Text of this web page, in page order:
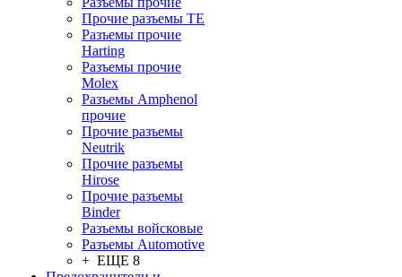
Прочие разъемы TE
Разъемы прочие
Harting
Разъемы прочие
Molex
Разъемы Amphenol
прочие
Прочие разъемы
Neutrik
Прочие разъемы
Hirose
Прочие разъемы
Binder
Разъемы войсковые
Разъeмы Automotive
+ ЕЩЕ 8